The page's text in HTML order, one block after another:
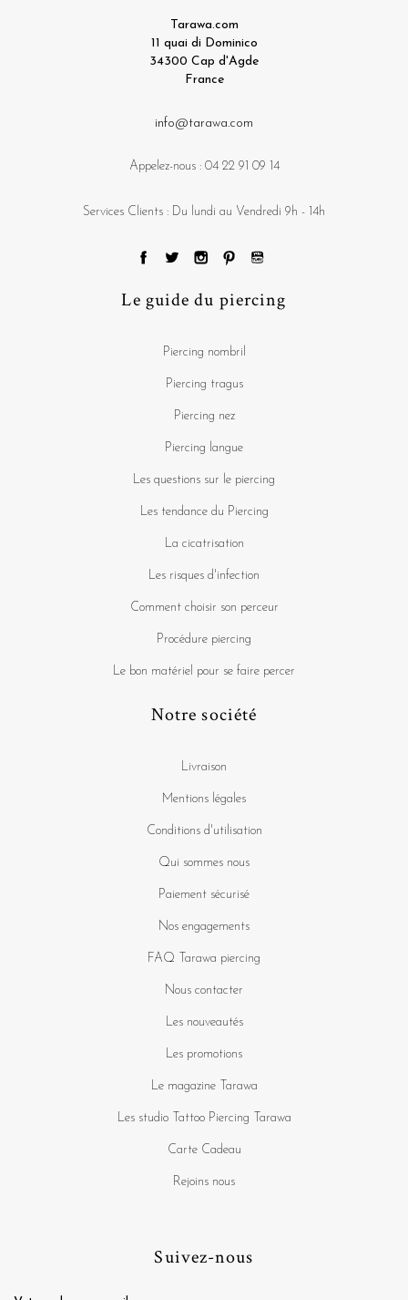
Tarawa.com
11 quai di Dominico
34300 Cap d'Agde
France
info@tarawa.com
Appelez-nous : 04 22 91 09 14
Services Clients : Du lundi au Vendredi 9h - 14h
Le guide du piercing
Piercing nombril
Piercing tragus
Piercing nez
Piercing langue
Les questions sur le piercing
Les tendance du Piercing
La cicatrisation
Les risques d'infection
Comment choisir son perceur
Procédure piercing
Le bon matériel pour se faire percer
Notre société
Livraison
Mentions légales
Conditions d'utilisation
Qui sommes nous
Paiement sécurisé
Nos engagements
FAQ Tarawa piercing
Nous contacter
Les nouveautés
Les promotions
Le magazine Tarawa
Les studio Tattoo Piercing Tarawa
Carte Cadeau
Rejoins nous
Suivez-nous